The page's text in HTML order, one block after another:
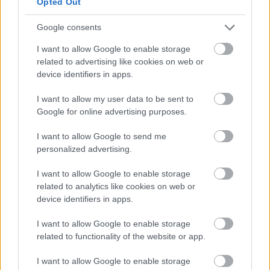
Google consents
I want to allow Google to enable storage
related to advertising like cookies on web or
device identifiers in apps.
I want to allow my user data to be sent to
Google for online advertising purposes.
I want to allow Google to send me
personalized advertising.
I want to allow Google to enable storage
related to analytics like cookies on web or
device identifiers in apps.
I want to allow Google to enable storage
related to functionality of the website or app.
I want to allow Google to enable storage